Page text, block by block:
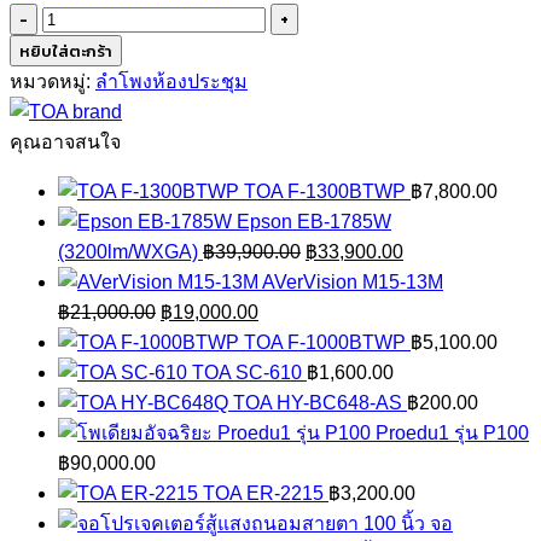
จำนวน
TOA
F-
1300W
ชิ้น
หยิบใส่ตะกร้า
หมวดหมู่: ลำโพงห้องประชุม
คุณอาจสนใจ
TOA F-1300BTWP ฿7,800.00
Epson EB-1785W
(3200lm/WXGA) ฿39,900.00 Original
price
฿39,900.00.
฿33,900.00Current
price
฿33,900.00.
AVerVision M15-13M
฿21,000.00 Original
price
was:
฿21,000.00.
฿19,000.00Current
price
is:
฿19,000.00.
TOA F-1000BTWP ฿5,100.00
TOA SC-610 ฿1,600.00
TOA HY-BC648-AS ฿200.00
Proedu1 รุ่น P100
฿90,000.00
TOA ER-2215 ฿3,200.00
จอ